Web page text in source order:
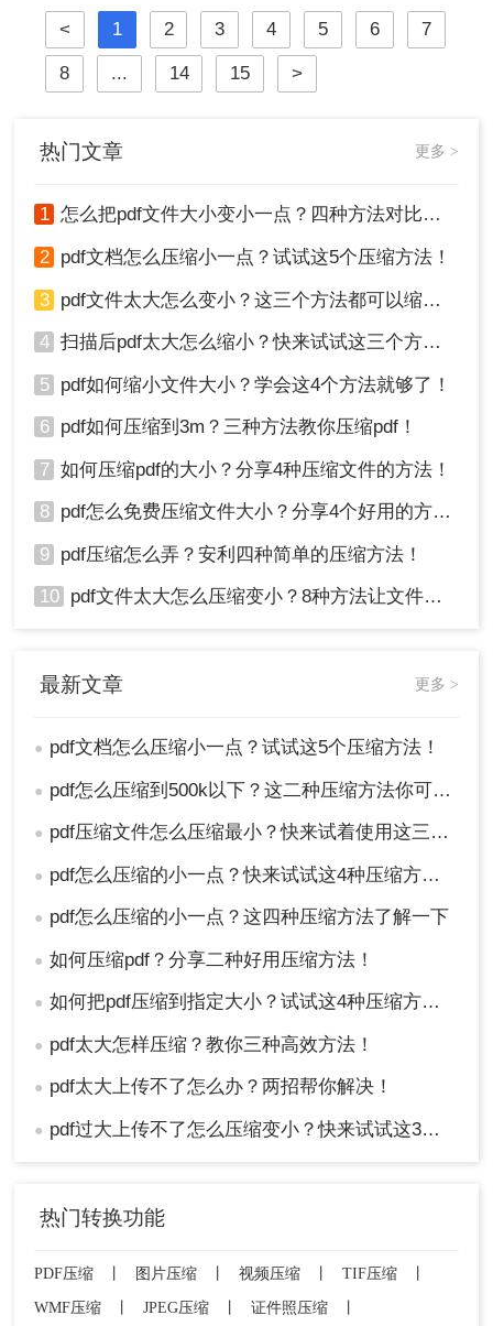
了过多的时间。这时，我们就需要将
PDF文件进行压缩。本文将介绍如何
压缩pdf文件大小方法，帮助您解决这
一问题。
< 1 2 3 4 5 6 7
8 ... 14 15 >
热门文章 更多 >
1 怎么把pdf文件大小变小一点？四种方法对比，一看就懂！
2 pdf文档怎么压缩小一点？试试这5个压缩方法！
3 pdf文件太大怎么变小？这三个方法都可以缩小！
4 扫描后pdf太大怎么缩小？快来试试这三个方法！
5 pdf如何缩小文件大小？学会这4个方法就够了！
6 pdf如何压缩到3m？三种方法教你压缩pdf！
7 如何压缩pdf的大小？分享4种压缩文件的方法！
8 pdf怎么免费压缩文件大小？分享4个好用的方法，简单又快捷！
9 pdf压缩怎么弄？安利四种简单的压缩方法！
10 pdf文件太大怎么压缩变小？8种方法让文件轻松"瘦身"！
最新文章 更多 >
● pdf文档怎么压缩小一点？试试这5个压缩方法！
● pdf怎么压缩到500k以下？这二种压缩方法你可以轻松学会！
● pdf压缩文件怎么压缩最小？快来试着使用这三种压缩方法！
● pdf怎么压缩的小一点？快来试试这4种压缩方法！
● pdf怎么压缩的小一点？这四种压缩方法了解一下
● 如何压缩pdf？分享二种好用压缩方法！
● 如何把pdf压缩到指定大小？试试这4种压缩方法！
● pdf太大怎样压缩？教你三种高效方法！
● pdf太大上传不了怎么办？两招帮你解决！
● pdf过大上传不了怎么压缩变小？快来试试这3种压缩方法！
热门转换功能
PDF压缩 图片压缩 视频压缩 TIF压缩
WMF压缩
JPEG压缩 证件照压缩